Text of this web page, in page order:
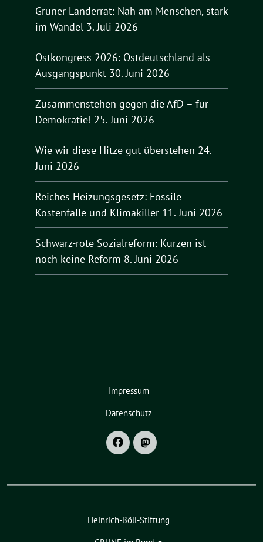
Grüner Länderrat: Nah am Menschen, stark
im Wandel 3. Juli 2026
Ostkongress 2026: Ostdeutschland als
Ausgangspunkt 30. Juni 2026
Zusammenstehen gegen die AfD – für
Demokratie! 25. Juni 2026
Wie wir diese Hitze gut überstehen 24.
Juni 2026
Reiches Heizungsgesetz: Fossile
Kostenfalle und Klimakiller 11. Juni 2026
Schwarz-rote Sozialreform: Kürzen ist
noch keine Reform 8. Juni 2026
Impressum
Datenschutz
Heinrich-Böll-Stiftung